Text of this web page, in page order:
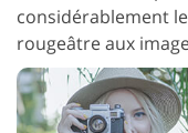
considérablement
rougeâtre aux